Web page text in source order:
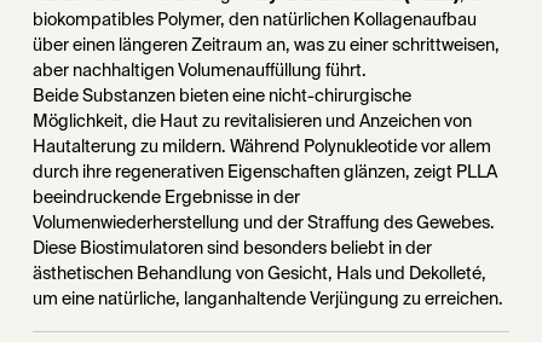
biokompatibles Polymer, den natürlichen Kollagenaufbau
über einen längeren Zeitraum an, was zu einer schrittweisen,
aber nachhaltigen Volumenauffüllung führt.
Beide Substanzen bieten eine nicht-chirurgische
Möglichkeit, die Haut zu revitalisieren und Anzeichen von
Hautalterung zu mildern. Während Polynukleotide vor allem
durch ihre regenerativen Eigenschaften glänzen, zeigt PLLA
beeindruckende Ergebnisse in der
Volumenwiederherstellung und der Straffung des Gewebes.
Diese Biostimulatoren sind besonders beliebt in der
ästhetischen Behandlung von Gesicht, Hals und Dekolleté,
um eine natürliche, langanhaltende Verjüngung zu erreichen.